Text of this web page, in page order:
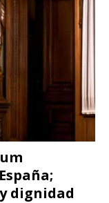
dignidad